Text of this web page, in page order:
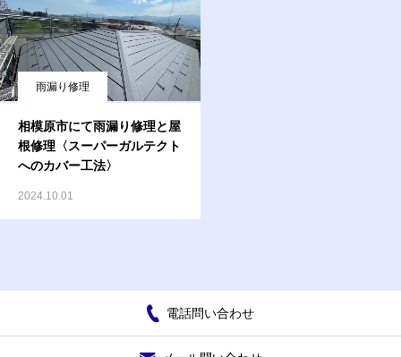
雨漏り修理
相模原市にて雨漏り修理と屋
根修理〈スーパーガルテクト
へのカバー工法〉
2024.10.01
電話問い合わせ